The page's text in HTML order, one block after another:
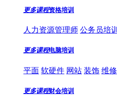
更多课程资格培训
人力资源管理师 公务员培训
更多课程电脑培训
平面 软硬件 网站 装饰 维修
更多课程财会培训